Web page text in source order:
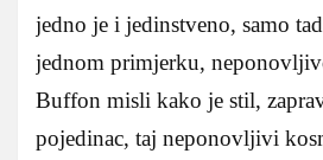
jedno je i jedinstveno, samo
jednom primjerku,
Buffon misli kako je stil,
pojedinac, taj neponovljivi